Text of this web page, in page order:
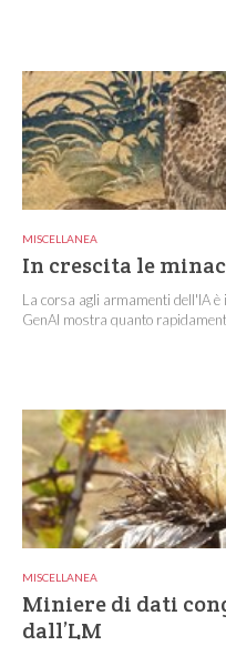
MISCELLANEA
In crescita le
La corsa agli armamenti dell'IA
GenAI mostra quanto
MISCELLANEA
Miniere di dati
dall’LM